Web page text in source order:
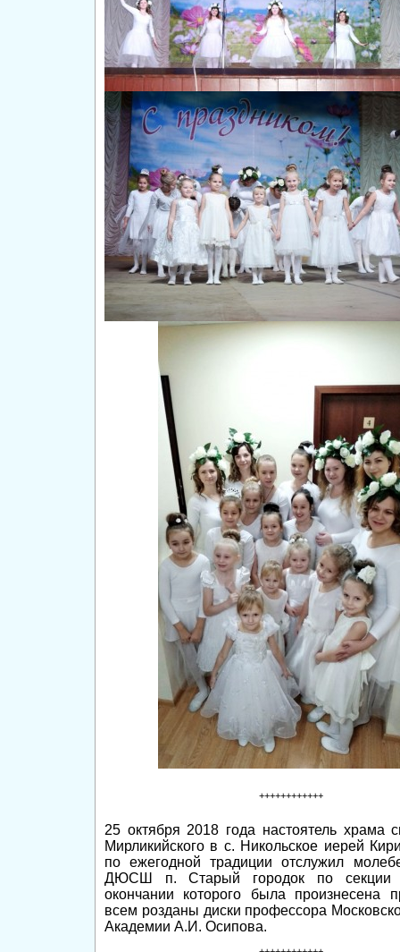
++++++++++++
25 октября 2018 года настоятель храма
Мирликийского в с. Никольское иерей
по ежегодной традиции отслужил
ДЮСШ п. Старый городок по секции
окончании которого была произнесена
всем розданы диски профессора
Академии А.И. Осипова.